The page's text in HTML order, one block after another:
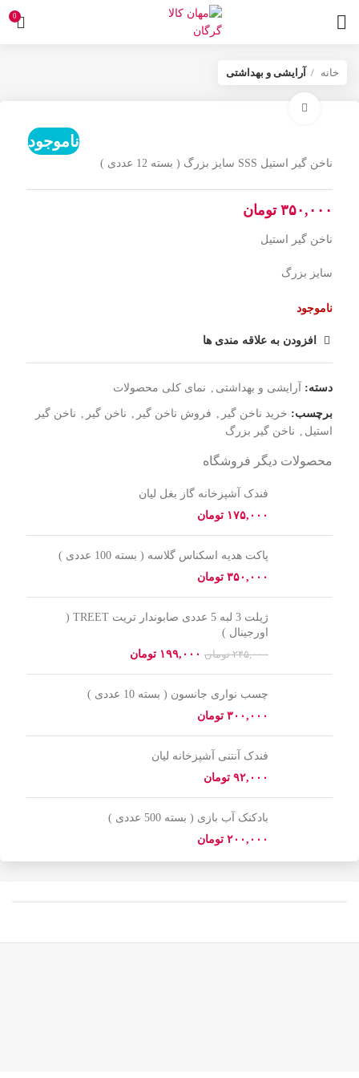
0
خانه آرایشی و بهداشتی
ناموجود
ناخن گیر استیل SSS سایز بزرگ ( بسته 12 عددی )
تومان
ناخن گیر استیل
سایز بزرگ
ناموجود
افزودن به علاقه مندی ها
دسته: آرایشی و بهداشتی , نمای کلی محصولات
برچسب: خرید ناخن گیر , فروش ناخن گیر , ناخن گیر , ناخن گیر
استیل , ناخن گیر بزرگ
محصولات دیگر فروشگاه
فندک آشپزخانه گاز بغل لیان
تومان
پاکت هدیه اسکناس گلاسه ( بسته 100 عددی )
تومان
ژیلت 3 لبه 5 عددی صابوندار تریت TREET (
اورجینال )
۲۴۵,۰۰۰ تومان ۱۹۹,۰۰۰ تومان
چسب نواری جانسون ( بسته 10 عددی )
تومان
فندک آنتنی آشپزخانه لیان
تومان
بادکنک آب بازی ( بسته 500 عددی )
تومان